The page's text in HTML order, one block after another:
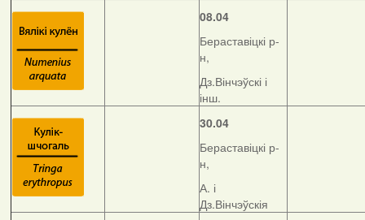
08.04
Бераставіцкі р-
н,
Дз.Вінчэўскі і
інш.
30.04
Бераставіцкі р-
н,
А. і
Дз.Вінчэўскія